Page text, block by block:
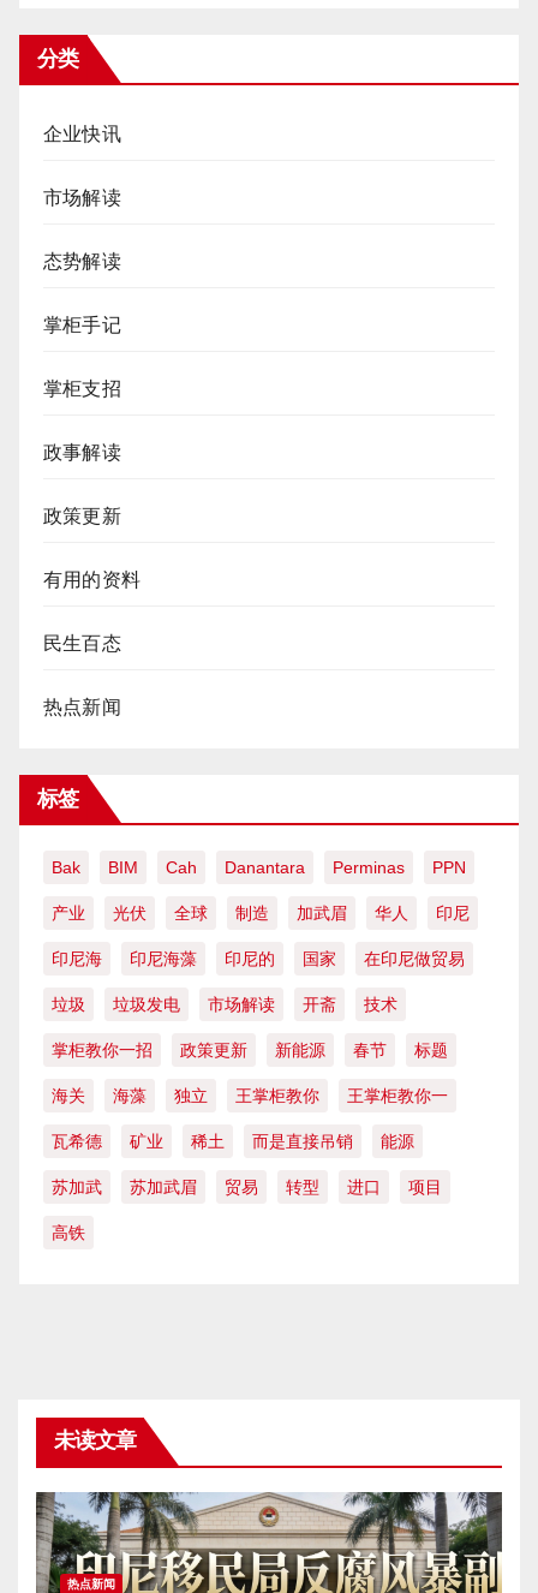
分类
企业快讯
市场解读
态势解读
掌柜手记
掌柜支招
政事解读
政策更新
有用的资料
民生百态
热点新闻
标签
Bak BIM Cah Danantara Perminas PPN
产业 光伏 全球 制造 加武眉 华人 印尼
印尼海 印尼海藻 印尼的 国家 在印尼做贸易
垃圾 垃圾发电 市场解读 开斋 技术
掌柜教你一招 政策更新 新能源 春节 标题
海关 海藻 独立 王掌柜教你 王掌柜教你一
瓦希德 矿业 稀土 而是直接吊销 能源
苏加武 苏加武眉 贸易 转型 进口 项目
高铁
未读文章
热点新闻